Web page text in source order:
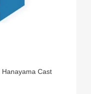
Hanayama Cast